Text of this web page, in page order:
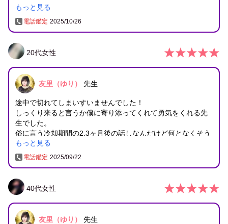
チャネリングでのタロット鑑定は本当に早くて、曖昧なこと
は言わないのではっきり伝えて欲しい方はぴったりだと思い
るので、つい頼ってしまいます(o^^o)
いつもありがとうございます！
もっと見る
電話鑑定 2025/10/26
20代女性
友里（ゆり） 先生
途中で切れてしまいすいませんでした！
しっくり来ると言うか僕に寄り添ってくれて勇気をくれる先
生でした。
俗に言う冷却期間の2.3ヶ月後の話しなんだけど何となくそう
なんだろうなって思わせてくれる先生でした^_^
今はとにかく無になって進んで未来のイメージをして過ごす
確かだしって…
何事も時が解決してくれるんだろうって…
だから身を任せるしかないですね（ーー；）
もっと見る
電話鑑定 2025/09/22
40代女性
友里（ゆり） 先生